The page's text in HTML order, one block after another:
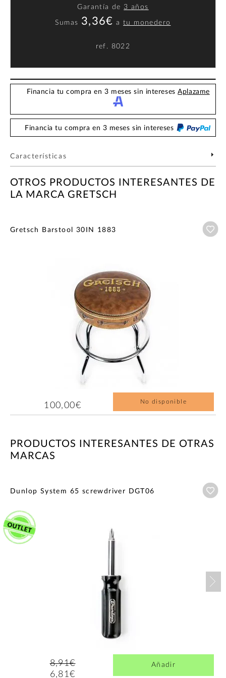
Garantía de 3 años
Sumas 3,36€ atu monedero
ref. 8022
Financia tu compra en 3 meses sin interesesAplazame
Financia tu compra en 3 meses sin intereses
Características
OTROS PRODUCTOS INTERESANTES DE
LA MARCA GRETSCH
Gretsch Barstool 30IN 1883
100,00€ No disponible
PRODUCTOS INTERESANTES DE OTRAS
MARCAS
Dunlop System 65 screwdriver DGT06
8,91€
6,81€
Añadir